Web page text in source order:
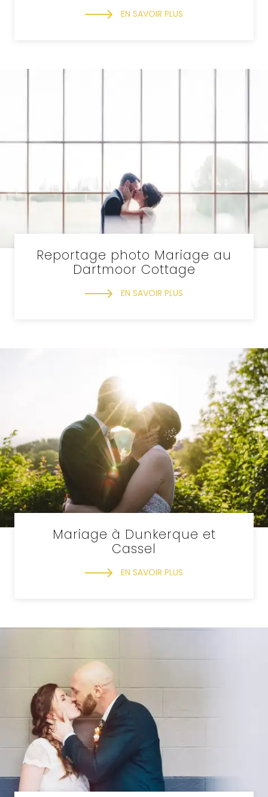
EN SAVOIR PLUS
Reportage photo Mariage au
Dartmoor Cottage
EN SAVOIR PLUS
Mariage à Dunkerque et
Cassel
EN SAVOIR PLUS